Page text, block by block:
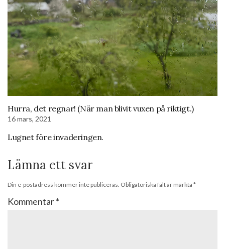
Hurra, det regnar! (När man blivit vuxen på riktigt.)
16 mars, 2021
Lugnet före invaderingen.
Lämna ett svar
Din e-postadress kommer inte publiceras. Obligatoriska fält är märkta *
Kommentar*